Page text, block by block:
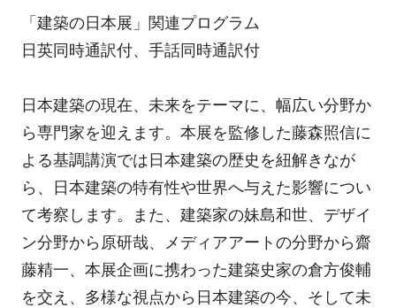
「建築の日本展」関連プログラム
日英同時通訳付、手話同時通訳付
日本建築の現在、未来をテーマに、幅広い分野か
ら専門家を迎えます。本展を監修した藤森照信に
よる基調講演では日本建築の歴史を紐解きなが
ら、日本建築の特有性や世界へ与えた影響につい
て考察します。また、建築家の妹島和世、デザイ
ン分野から原研哉、メディアアートの分野から齋
藤精一、本展企画に携わった建築史家の倉方俊輔
を交え、多様な視点から日本建築の今、そして未